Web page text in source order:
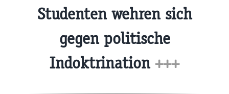
Studenten wehren sich
gegen politische
Indoktrination +++